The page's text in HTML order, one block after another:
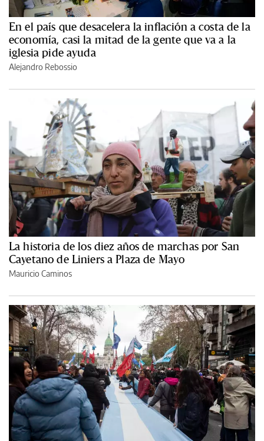
En el país que desacelera la inflación a costa de la
economía, casi la mitad de la gente que va a la
iglesia pide ayuda
Alejandro Rebossio
La historia de los diez años de marchas por San
Cayetano de Liniers a Plaza de Mayo
Mauricio Caminos